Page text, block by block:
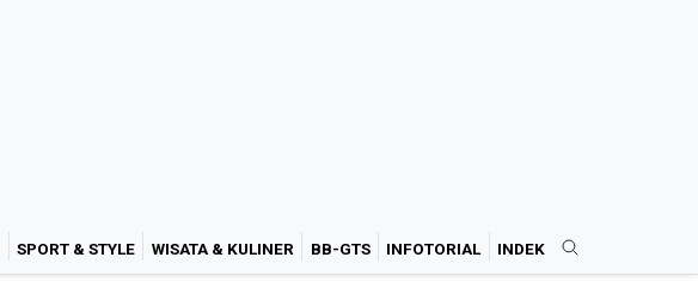
SPORT & STYLE WISATA & KULINER BB-GTS INFOTORIAL INDEK